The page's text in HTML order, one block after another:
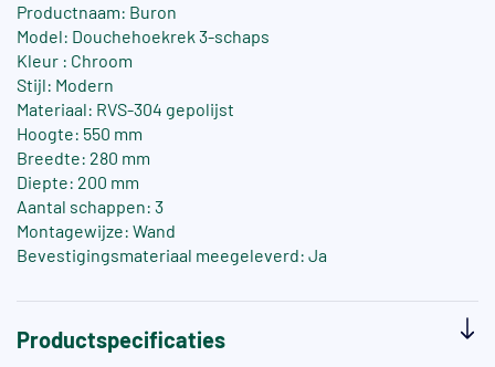
Productnaam: Buron
Model: Douchehoekrek 3-schaps
Kleur : Chroom
Stijl: Modern
Materiaal: RVS-304 gepolijst
Hoogte: 550 mm
Breedte: 280 mm
Diepte: 200 mm
Aantal schappen: 3
Montagewijze: Wand
Bevestigingsmateriaal meegeleverd: Ja
Productspecificaties